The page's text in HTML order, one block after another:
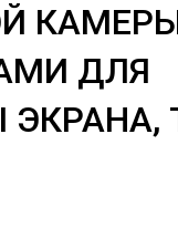
ДЛЯ